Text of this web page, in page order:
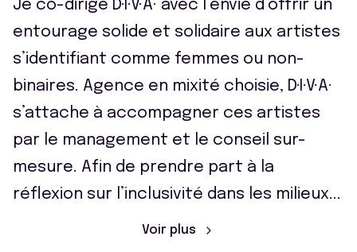
Je co-dirige D·I·V·A· avec l’envie d’offrir un
entourage solide et solidaire aux artistes
s’identifiant comme femmes ou non-
binaires. Agence en mixité choisie, D·I·V·A·
s’attache à accompagner ces artistes
par le management et le conseil sur-
mesure. Afin de prendre part à la
réflexion sur l’inclusivité dans les milieux...
Voir plus